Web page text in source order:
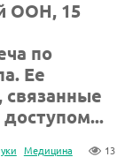
ООН, 15
по
Ее
связанные
Медицина 13